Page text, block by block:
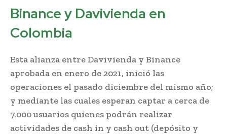
Binance y Davivienda en
Colombia
Esta alianza entre Davivienda y Binance
aprobada en enero de 2021, inició las
operaciones el pasado diciembre del mismo año;
y mediante las cuales esperan captar a cerca de
7.000 usuarios quienes podrán realizar
actividades de cash in y cash out (depósito y